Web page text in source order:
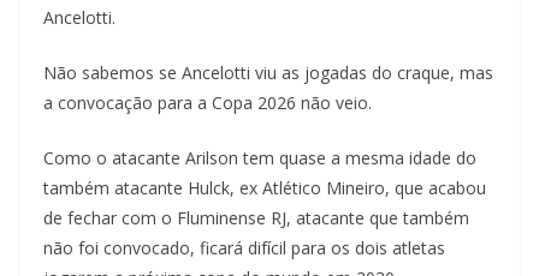
Ancelotti.
Não sabemos se Ancelotti viu as jogadas do craque, mas
a convocação para a Copa 2026 não veio.
Como o atacante Arilson tem quase a mesma idade do
também atacante Hulck, ex Atlético Mineiro, que acabou
de fechar com o Fluminense RJ, atacante que também
não foi convocado, ficará difícil para os dois atletas